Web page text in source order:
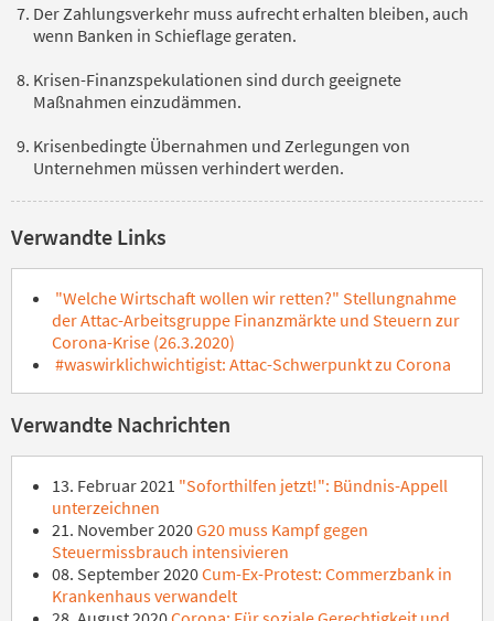
Der Zahlungsverkehr muss aufrecht erhalten bleiben, auch
wenn Banken in Schieflage geraten.
Krisen-Finanzspekulationen sind durch geeignete
Maßnahmen einzudämmen.
Krisenbedingte Übernahmen und Zerlegungen von
Unternehmen müssen verhindert werden.
Verwandte Links
"Welche Wirtschaft wollen wir retten?" Stellungnahme
der Attac-Arbeitsgruppe Finanzmärkte und Steuern zur
Corona-Krise (26.3.2020)
#waswirklichwichtigist: Attac-Schwerpunkt zu Corona
Verwandte Nachrichten
13. Februar 2021 "Soforthilfen jetzt!": Bündnis-Appell
unterzeichnen
21. November 2020G20 muss Kampf gegen
Steuermissbrauch intensivieren
08. September 2020Cum-Ex-Protest: Commerzbank in
Krankenhaus verwandelt